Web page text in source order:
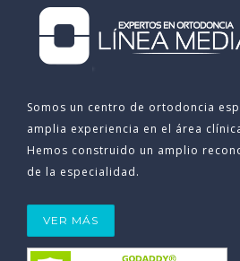
Somos un centro de ortodoncia
amplia experiencia en el área
Hemos construido un amplio
de la especialidad.
VER MÁS